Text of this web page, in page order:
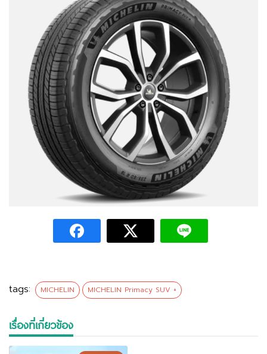
tags: MICHELIN MICHELIN Primacy SUV +
เรื่องที่เกี่ยวข้อง